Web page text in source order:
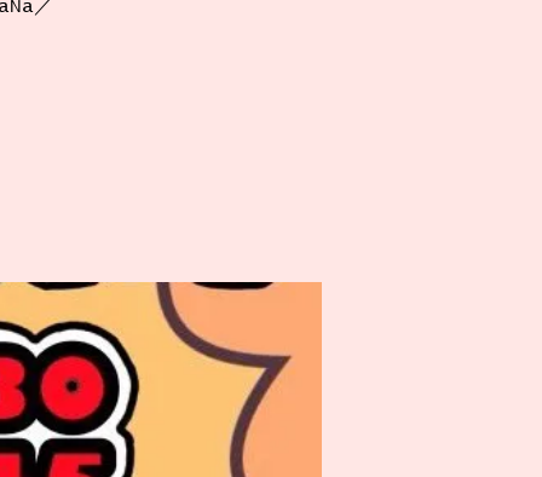
／